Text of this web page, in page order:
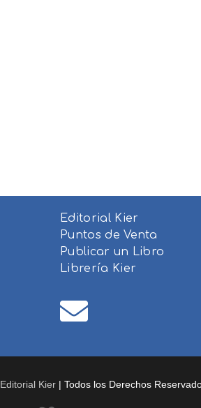
Editorial Kier
Puntos de Venta
Publicar un Libro
Librería Kier
Editorial Kier| Todos los Derechos